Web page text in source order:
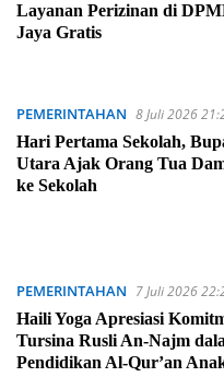
Layanan Perizinan di
Jaya Gratis
PEMERINTAHAN 8 Juli 2026
Hari Pertama Sekolah,
Utara Ajak Orang Tua
ke Sekolah
PEMERINTAHAN 7 Juli 2026
Haili Yoga Apresiasi
Tursina Rusli An-Najm
Pendidikan Al-Qur’an